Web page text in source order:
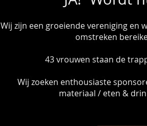
Wij zijn een groeiende vereniging en
omstreken
43 vrouwen staan de
Wij zoeken enthousiaste
materiaal / eten &